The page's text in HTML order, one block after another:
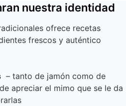
nuestra identidad
ofrece recetas
frescos y auténtico
– tanto de jamón como de
apreciar el mimo que se le da